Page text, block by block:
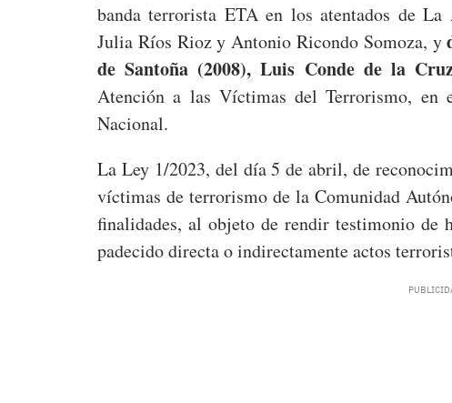
banda terrorista ETA en los atentados de
Julia Ríos Rioz y Antonio Ricondo Somoza, y
de Santoña (2008), Luis Conde de la
Atención a las Víctimas del Terrorismo,
Nacional.
La Ley 1/2023, del día 5 de abril, de
víctimas de terrorismo de la Comunidad
finalidades, al objeto de rendir testimonio de
padecido directa o indirectamente actos